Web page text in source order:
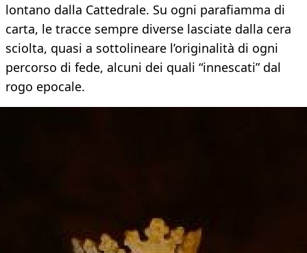
lontano dalla Cattedrale. Su ogni parafiamma di
carta, le tracce sempre diverse lasciate dalla cera
sciolta, quasi a sottolineare l’originalità di ogni
percorso di fede, alcuni dei quali “innescati” dal
rogo epocale.